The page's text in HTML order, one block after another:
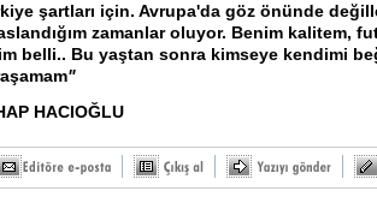
şartları için. Avrupa'da göz önünde
zamanlar oluyor. Benim kalitem,
belli.. Bu yaştan sonra kimseye kendimi
"
HACIOĞLU